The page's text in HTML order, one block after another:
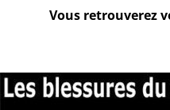
Vous retrouverez